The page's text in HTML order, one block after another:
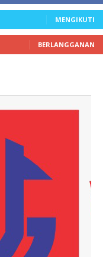
MENGIKUTI
BERLANGGANAN